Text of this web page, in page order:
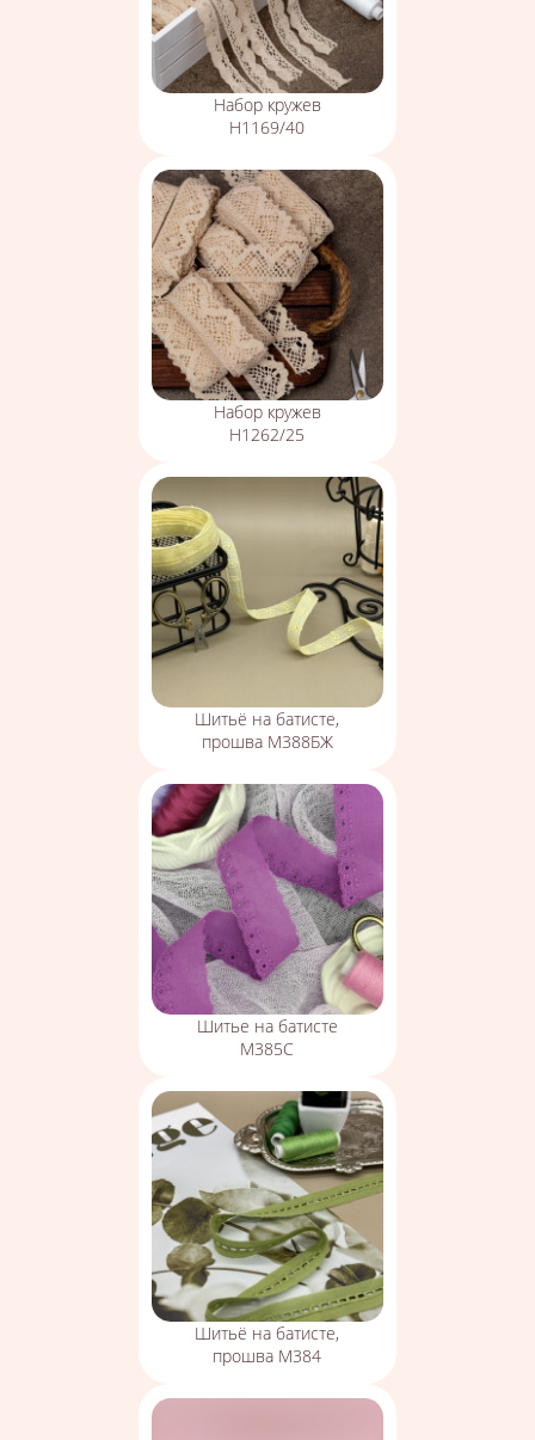
Набор кружев
Н1169/40
Набор кружев
Н1262/25
Шитьё на батисте,
прошва М388БЖ
Шитье на батисте
М385С
Шитьё на батисте,
прошва М384